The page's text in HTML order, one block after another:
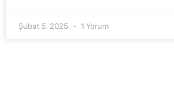
Şubat 5, 2025 1 Yorum